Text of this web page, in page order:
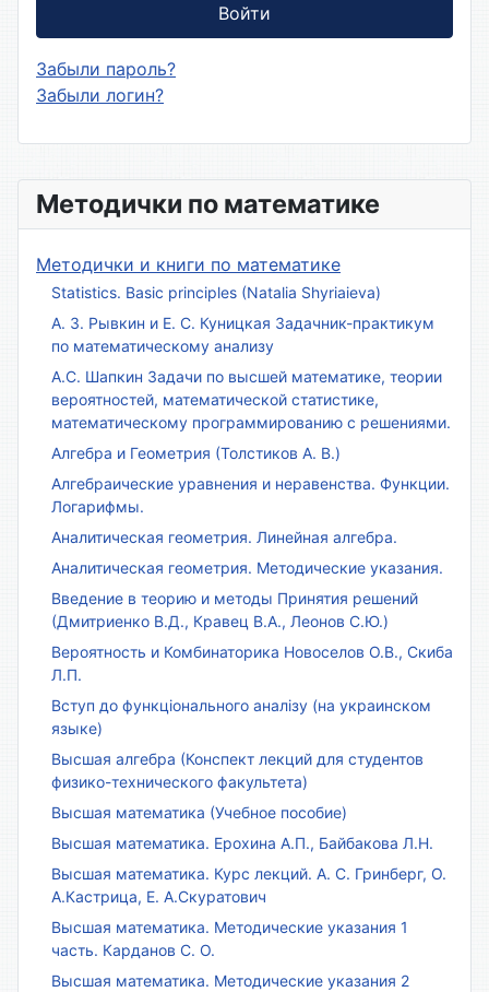
Методички по математике
Методички и книги по математике
Statistics. Basic principles (Natalia Shyriaieva)
А. З. Рывкин и Е. С. Куницкая Задачник-практикум
по математическому анализу
А.С. Шапкин Задачи по высшей математике, теории
вероятностей, математической статистике,
математическому программированию с решениями.
Алгебра и Геометрия (Толстиков А. В.)
Алгебраические уравнения и неравенства. Функции.
Логарифмы.
Аналитическая геометрия. Линейная алгебра.
Аналитическая геометрия. Методические указания.
Введение в теорию и методы Принятия решений
(Дмитриенко В.Д., Кравец В.А., Леонов С.Ю.)
Вероятность и Комбинаторика Новоселов О.В., Скиба
Л.П.
Вступ до функціонального аналізу (на украинском
языке)
Высшая алгебра (Конспект лекций для студентов
физико-технического факультета)
Высшая математика (Учебное пособие)
Высшая математика. Ерохина А.П., Байбакова Л.Н.
Высшая математика. Курс лекций. А. С. Гринберг, О.
А.Кастрица, Е. А.Скуратович
Высшая математика. Методические указания 1
часть. Карданов С. О.
Высшая математика. Методические указания 2
Войти
Забыли пароль?
Забыли логин?